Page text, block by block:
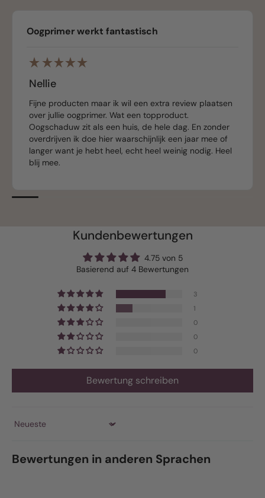
Oogprimer werkt fantastisch
Nellie
Fijne producten maar ik wil een extra review plaatsen
over jullie oogprimer. Wat een topproduct.
Oogschaduw zit als een huis, de hele dag. En zonder
overdrijven ik doe hier waarschijnlijk een jaar mee of
langer want je hebt heel, echt heel weinig nodig. Heel
blij mee.
Kundenbewertungen
4.75 von 5
Basierend auf 4 Bewertungen
3
1
0
0
0
Bewertung schreiben
Sort by
Bewertungen in anderen Sprachen